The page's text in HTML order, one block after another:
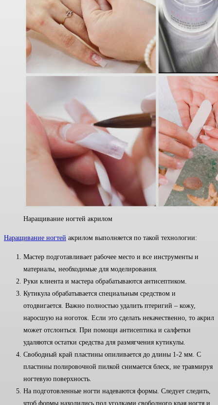
Наращивание ногтей акрилом
Наращивание ногтей акрилом выполняется по такой технологии:
Мастер подготавливает рабочее место и все инструменты и
материалы, необходимые для моделирования.
Руки клиента и мастера обрабатываются антисептиком.
Кутикула обрабатывается специальным средством и
отодвигается. Важно полностью удалить птеригий – кожу,
наросшую на ноготок. Если это сделать некачественно, то акрил
может отслоиться. При помощи антисептика и салфетки
удаляются остатки средства для размягчения кутикулы.
Свободный край пластины опиливается до длины 1-2 мм. С
пластины полировочной пилкой снимается блеск, не травмируя
ногтевую поверхность.
На подготовленные ногти надеваются формы. Следует следить,
чтоб формы находились под уголками свободного края ногтя и